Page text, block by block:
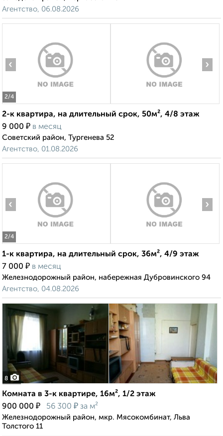
Агентство, 06.08.2026
2/4
‹ ›
2-к квартира, на длительный срок, 50м², 4/8 этаж
9 000 ₽ в месяц
Советский район, Тургенева 52
Агентство, 01.08.2026
2/4
‹ ›
1-к квартира, на длительный срок, 36м², 4/9 этаж
7 000 ₽ в месяц
Железнодорожный район, набережная Дубровинского 94
Агентство, 04.08.2026
8
Комната в 3-к квартире, 16м², 1/2 этаж
900 000 ₽ 56 300 ₽ за м²
Железнодорожный район, мкр. Мясокомбинат, Льва
Толстого 11